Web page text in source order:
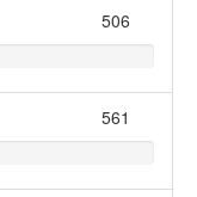
506
561